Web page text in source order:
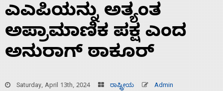
ಎಎಪಿಯನ್ನು ಅತ್ಯಂತ
ಅಪ್ರಾಮಾಣಿಕ ಪಕ್ಷ ಎಂದ
ಅನುರಾಗ್‌ ಠಾಕೂರ್
Saturday, April 13th, 2024 ರಾಷ್ಟ್ರೀಯ Admin